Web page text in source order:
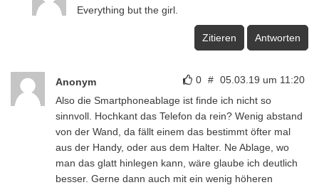
Everything but the girl.
Zitieren Antworten
0 # 05.03.19 um 11:20
Anonym
Also die Smartphoneablage ist finde ich nicht so
sinnvoll. Hochkant das Telefon da rein? Wenig abstand
von der Wand, da fällt einem das bestimmt öfter mal
aus der Handy, oder aus dem Halter. Ne Ablage, wo
man das glatt hinlegen kann, wäre glaube ich deutlich
besser. Gerne dann auch mit ein wenig höheren